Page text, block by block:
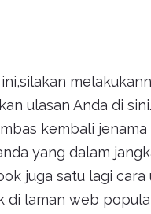
ulasan Anda di
kembali
yang dalam
juga satu lagi
di laman web